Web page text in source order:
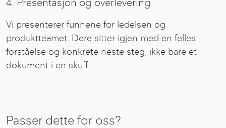
Vi presenterer funnene for ledelsen og
produktteamet. Dere sitter igjen med en felles
forståelse og konkrete neste steg, ikke bare et
dokument i en skuff.
Passer dette for oss?